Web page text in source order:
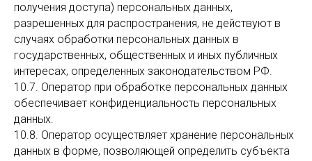
получения доступа) персональных данных,
разрешенных для распространения, не действуют в
случаях обработки персональных данных в
государственных, общественных и иных публичных
интересах, определенных законодательством РФ.
10.7. Оператор при обработке персональных данных
обеспечивает конфиденциальность персональных
данных.
10.8. Оператор осуществляет хранение персональных
данных в форме, позволяющей определить субъекта